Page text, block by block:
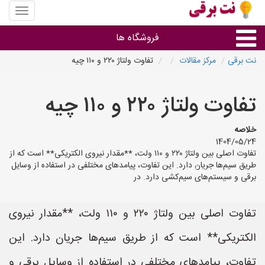
منوی
سایت
برقی
فروشگاه ها
سایر گروه ها
نت برقی مرکز مقالات تفاوت ولتاژ ۲۲۰ و ۱۱۰ چیه
تفاوت ولتاژ ۲۲۰ و ۱۱۰ چیه
خلاصه
1404/05/24
تفاوت اصلی بین ولتاژ ۲۲۰ و ۱۱۰ ولت، **مقدار نیروی الکتریکی** است که از
طریق سیم‌ها جریان دارد. این تفاوت، پیامدهای مختلفی در استفاده از وسایل
برقی و سیستم‌های سیم‌کشی دارد. در
تفاوت اصلی بین ولتاژ ۲۲۰ و ۱۱۰ ولت، **مقدار نیروی
الکتریکی** است که از طریق سیم‌ها جریان دارد. این